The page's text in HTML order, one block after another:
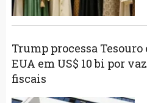
Trump processa Tesouro
EUA em US$ 10 bi por
fiscais